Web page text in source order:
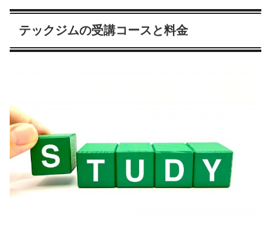
テックジムの受講コースと料金